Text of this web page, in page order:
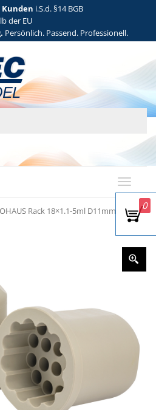
i.S.d. §14 BGB
der EU
Persönlich. Passend. Professionell.
T
o
g
g
n
Rack 18×1.1-5ml D11mm Sar
0